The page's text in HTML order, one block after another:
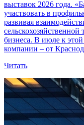
выставок 2026 года.
участвовать в
развивая
бизнеса. В июле к
компании – от
Читать